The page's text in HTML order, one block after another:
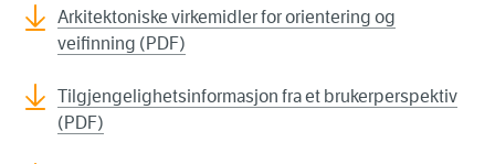
Arkitektoniske virkemidler for orientering og
veifinning (PDF)
Tilgjengelighetsinformasjon fra et brukerperspektiv
(PDF)